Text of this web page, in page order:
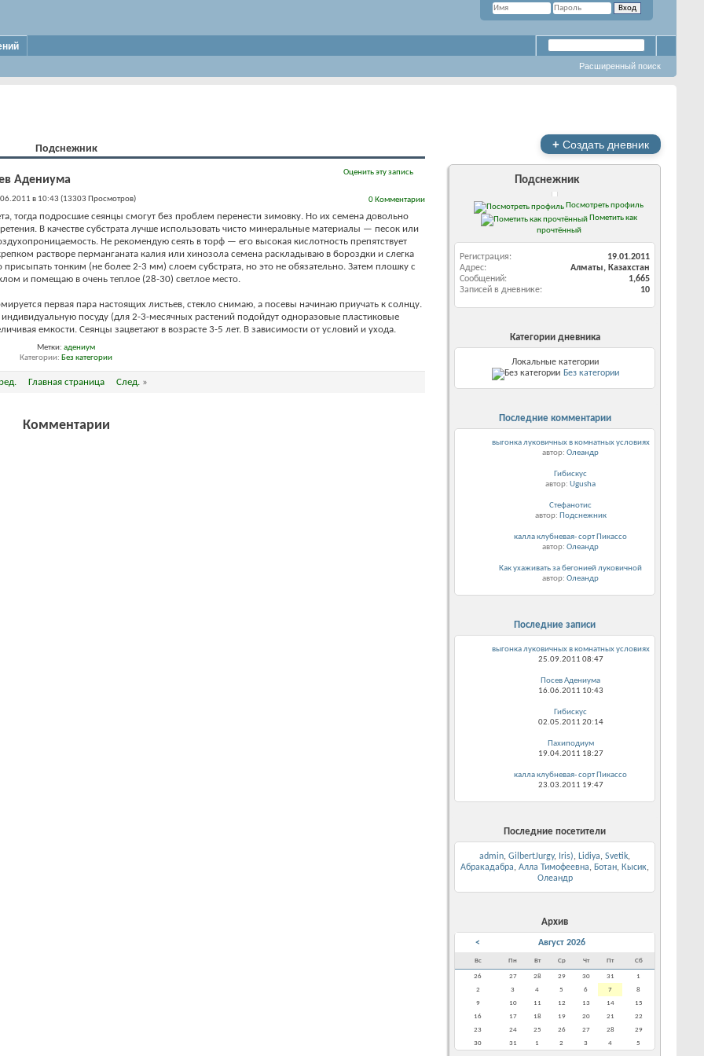
Расширенный поиск
Подснежник
Адениума
Оценить эту запись
0 Комментарии
в 10:43 (13303 Просмотров)
тогда подросшие сеянцы смогут без проблем перенести зимовку. Но их семена довольно
В качестве субстрата лучше использовать чисто минеральные материалы — песок или
Не рекомендую сеять в торф — его высокая кислотность препятствует
растворе перманганата калия или хинозола семена раскладываю в бороздки и слегка
тонким (не более 2-3 мм) слоем субстрата, но это не обязательно. Затем плошку с
и помещаю в очень теплое (28-30) светлое место.
первая пара настоящих листьев, стекло снимаю, а посевы начинаю приучать к солнцу.
посуду (для 2-3-месячных растений подойдут одноразовые пластиковые
емкости. Сеянцы зацветают в возрасте 3-5 лет. В зависимости от условий и ухода.
Метки: адениум
Категории Без категории
Главная страница След. »
Комментарии
+ Создать дневник
Подснежник
Посмотреть профиль
Пометить как
прочтённый
Регистрация
19.01.2011
Адрес
Алматы, Казахстан
Сообщений
1,665
Записей в дневнике
10
Категории дневника
Локальные категории
Без категории
Последние комментарии
выгонка луковичных в комнатных условиях
автор: Олеандр
Гибискус
автор: Ugusha
Стефанотис
автор: Подснежник
калла клубневая- сорт Пикассо
автор: Олеандр
Как ухаживать за бегонией луковичной
автор: Олеандр
Последние записи
выгонка луковичных в комнатных условиях
25.09.2011 08:47
Посев Адениума
16.06.2011 10:43
Гибискус
02.05.2011 20:14
Пахиподиум
19.04.2011 18:27
калла клубневая- сорт Пикассо
23.03.2011 19:47
Последние посетители
admin, GilbertJurgy, Iris), Lidiya, Svetik,
Абракадабра, Алла Тимофеевна, Ботан, Кысик,
Олеандр
Архив
< Август 2026
Вс Пн Вт Ср Чт Пт Сб
26 27 28 29 30 31
1
2
3 4 5 6 7
8
9
10 11 12 13 14
15
16
17 18 19 20 21
22
23
24 25 26 27 28
29
30
31 1 2 3 4 5